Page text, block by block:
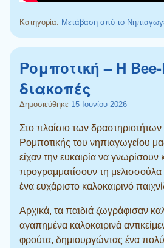
Κατηγορία: Μετάβαση από το
Ρομποτική – Η
διακοπές
Δημοσιεύθηκε 15 Ιουνίου 2026
Στο πλαίσιο των δραστηριοτήτων
Ρομποτικής του νηπιαγωγείου
είχαν την ευκαιρία να γνωρίσουν
προγραμματίσουν τη
ένα ευχάριστο καλοκαιρινό
Αρχικά, τα παιδιά ζωγράφισαν
αγαπημένα καλοκαιρινά
φρούτα, δημιουργώντας ένα